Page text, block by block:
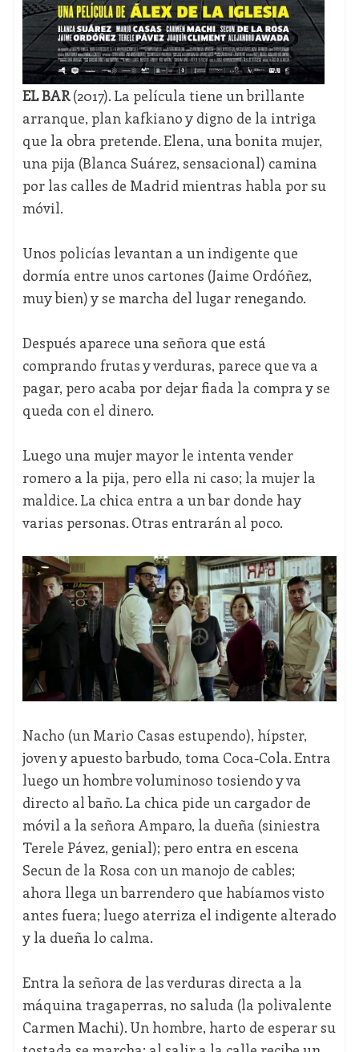
EL BAR(2017). La película tiene un brillante
arranque, plan kafkiano y digno de la intriga
que la obra pretende. Elena, una bonita mujer,
una pija (Blanca Suárez, sensacional) camina
por las calles de Madrid mientras habla por su
móvil.
Unos policías levantan a un indigente que
dormía entre unos cartones (Jaime Ordóñez,
muy bien) y se marcha del lugar renegando.
Después aparece una señora que está
comprando frutas y verduras, parece que va a
pagar, pero acaba por dejar fiada la compra y se
queda con el dinero.
Luego una mujer mayor le intenta vender
romero a la pija, pero ella ni caso; la mujer la
maldice. La chica entra a un bar donde hay
varias personas. Otras entrarán al poco.
Nacho (un Mario Casas estupendo), hípster,
joven y apuesto barbudo, toma Coca-Cola. Entra
luego un hombre voluminoso tosiendo y va
directo al baño. La chica pide un cargador de
móvil a la señora Amparo, la dueña (siniestra
Terele Pávez, genial); pero entra en escena
Secun de la Rosa con un manojo de cables;
ahora llega un barrendero que habíamos visto
antes fuera; luego aterriza el indigente alterado
y la dueña lo calma.
Entra la señora de las verduras directa a la
máquina tragaperras, no saluda (la polivalente
Carmen Machi). Un hombre, harto de esperar su